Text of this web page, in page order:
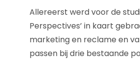
Allereerst werd voor de
Perspectives’ in kaart
marketing en reclame en
passen bij drie bestaande